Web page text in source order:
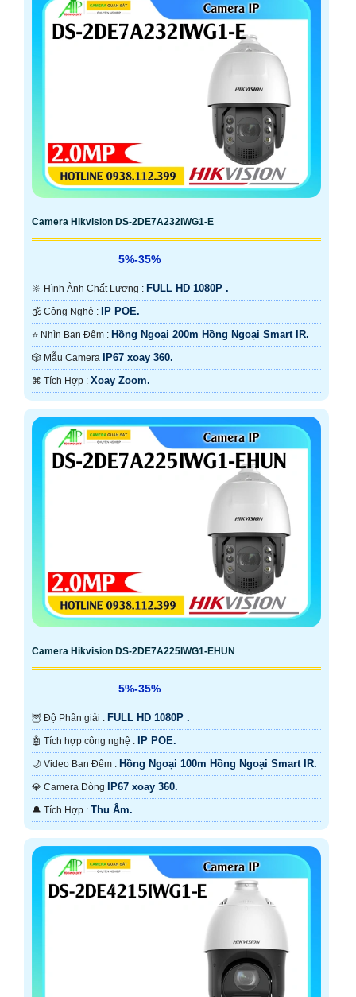
Camera Hikvision DS-2DE7A232IWG1-E
5%-35%
🔆 Hình Ành Chất Lượng : FULL HD 1080P .
🕉️ Công Nghệ : IP POE.
⭐ Nhìn Ban Đêm : Hồng Ngoại 200m Hồng Ngoại Smart IR.
🎲 Mẫu Camera IP67 xoay 360.
️⌘ Tích Hợp : Xoay Zoom.
Camera Hikvision DS-2DE7A225IWG1-EHUN
5%-35%
🦉 Độ Phân giải : FULL HD 1080P .
🤖️ Tích hợp công nghệ : IP POE.
🌙 Video Ban Đêm : Hồng Ngoại 100m Hồng Ngoại Smart IR.
💎 Camera Dòng IP67 xoay 360.
️🔔 Tích Hợp : Thu Âm.